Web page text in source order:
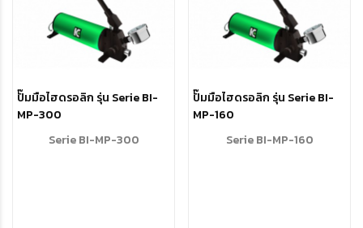
ปั๊มมือไฮดรอลิก รุ่น Serie BI-
MP-300
Serie BI-MP-300
ปั๊มมือไฮดรอลิก รุ่น Serie BI-
MP-160
Serie BI-MP-160